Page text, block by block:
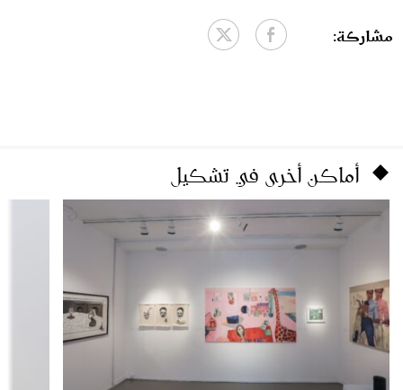
مشاركة:
أماكن أخرى في تشكيل